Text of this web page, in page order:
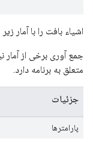
اشیاء بافت را با آمار
متعلق به برنامه دارد.
جزئیات
پارامترها